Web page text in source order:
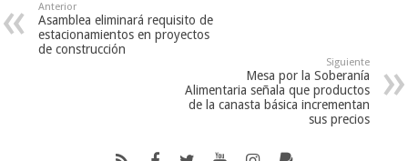
Anterior
Asamblea eliminará requisito de
estacionamientos en proyectos
de construcción
Siguiente
Mesa por la Soberanía
Alimentaria señala que productos
de la canasta básica incrementan
sus precios